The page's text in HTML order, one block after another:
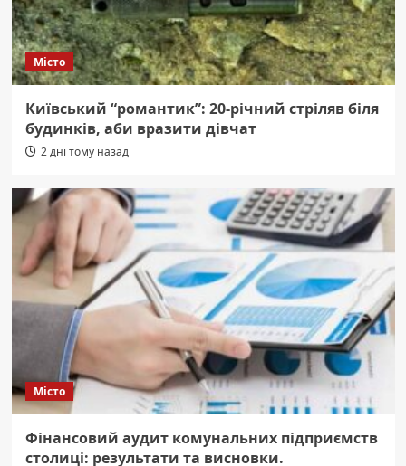
Місто
Київський “романтик”: 20-річний стріляв біля
будинків, аби вразити дівчат
2 дні тому назад
Місто
Фінансовий аудит комунальних підприємств
столиці: результати та висновки.